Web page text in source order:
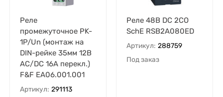
Реле
промежуточное PK-
1P/Un (монтаж на
DIN-рейке 35мм 12В
AC/DC 16А перекл.)
F&F EA06.001.001
Артикул: 291113
Реле 48В DC 2CO
SchE RSB2A080ED
Артикул: 288759
Под заказ